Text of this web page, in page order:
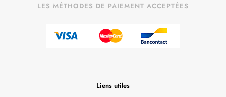
LES MÉTHODES DE PAIEMENT ACCEPTÉES
Liens utiles